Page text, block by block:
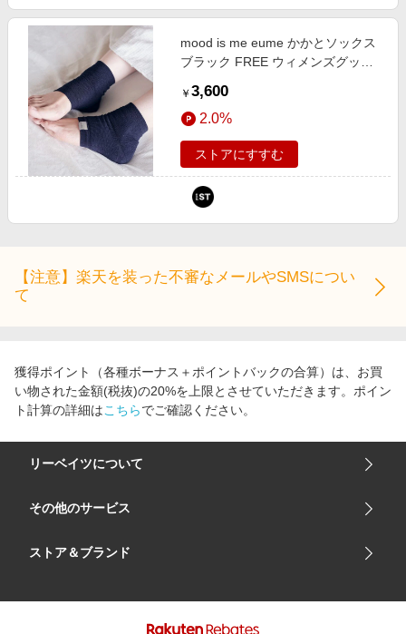
mood is me eume かかとソックス
ブラック FREE ウィメンズグッズ
ンドエスティ（旧ドットエスティ）
￥ 3,600
2.0%
ストアにすすむ
【注意】楽天を装った不審なメールやSMSについ
て
獲得ポイント（各種ボーナス＋ポイントバックの合算）は、お買
い物された金額(税抜)の20%を上限とさせていただきます。ポイン
ト計算の詳細はこちらでご確認ください。
リーベイツについて
会社概要
サイトマップ
リーベイツ ポイントアシスト
その他のサービス
楽天市場
ストア＆ブランド